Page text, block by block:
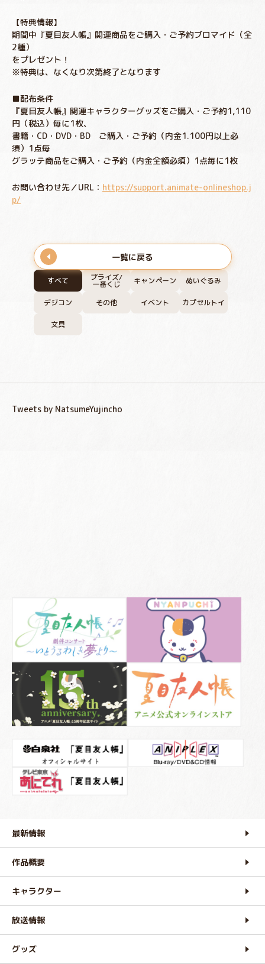
すべて プライズ/
一番くじ キャンペーン ぬいぐるみ
デジコン その他 イベント カプセルトイ
文具
【特典情報】
期間中『夏目友人帳』関連商品をご購入・ご予約ブロマイド（全
2種）
をプレゼント！
※特典は、なくなり次第終了となります
■配布条件
『夏目友人帳』関連キャラクターグッズをご購入・ご予約1,110
円（税込）毎に1枚、
書籍・CD・DVD・BD ご購入・ご予約（内金1.100円以上必
須）1点毎
グラッテ商品をご購入・ご予約（内金全額必須）1点毎に1枚
お問い合わせ先／URL： https://support.animate-onlineshop.j
p/
一覧に戻る
Tweets by NatsumeYujincho
最新情報
作品概要
キャラクター
放送情報
グッズ